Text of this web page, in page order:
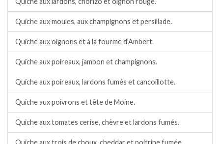
Quiche aux moules, aux champignons et persillade.
Quiche aux oignons et à la fourme d’Ambert.
Quiche aux poireaux, jambon et champignons.
Quiche aux poireaux, lardons fumés et cancoillotte.
Quiche aux poivrons et tête de Moine.
Quiche aux tomates cerise, chèvre et lardons fumés.
Quiche aux trois de choux, cheddar et poitrine fumée.